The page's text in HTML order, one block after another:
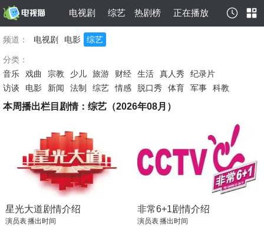
电视剧 综艺 热剧榜 正在播放
频道： 电视剧 电影 综艺
分类：
音乐
戏曲 宗教 少儿 旅游 财经 生活 真人秀
纪录片
访谈
电影 新闻 法制 综艺 情感 脱口秀 体育 军事 科教
本周播出栏目剧情：综艺（2026年08月）
星光大道剧情介绍
演员表播出时间
非常6+1剧情介绍
演员表播出时间